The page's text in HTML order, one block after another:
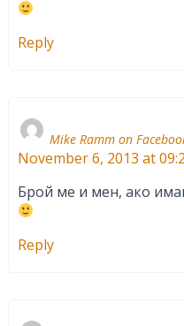
Reply
Mike Ramm on
November 6, 2013 at
Брой ме и мен, ако
Reply